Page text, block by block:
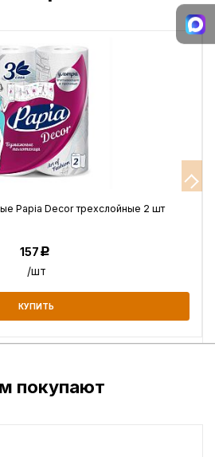
Papia Decor трехслойные 2 шт
157Р
/шт
КУПИТЬ
покупают